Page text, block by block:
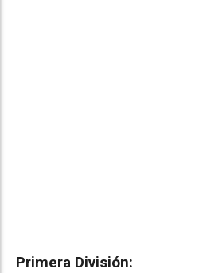
Primera División: